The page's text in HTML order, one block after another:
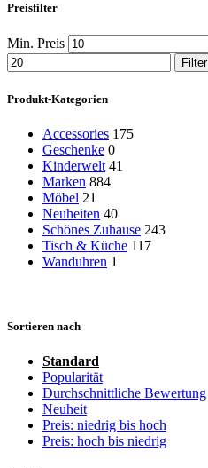
Preisfilter
Min. Preis
Filter
Produkt-Kategorien
Accessories 175
Geschenke 0
Kinderwelt 41
Marken 884
Möbel 21
Neuheiten 40
Schönes Zuhause 243
Tisch & Küche 117
Wanduhren 1
Sortieren nach
Standard
Popularität
Durchschnittliche Bewertung
Neuheit
Preis: niedrig bis hoch
Preis: hoch bis niedrig